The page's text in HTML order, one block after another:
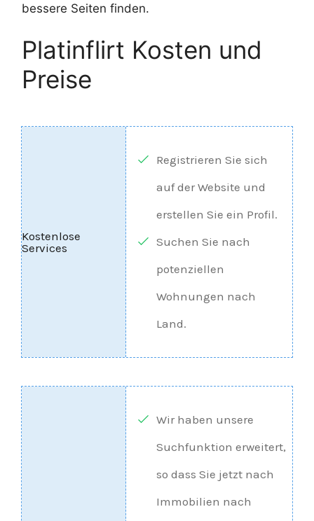
bessere Seiten finden.
Platinflirt Kosten und
Preise
Registrieren Sie sich
auf der Website und
erstellen Sie ein Profil.
Suchen Sie nach
potenziellen
Wohnungen nach
Land.
Wir haben unsere
Suchfunktion erweitert,
so dass Sie jetzt nach
Immobilien nach